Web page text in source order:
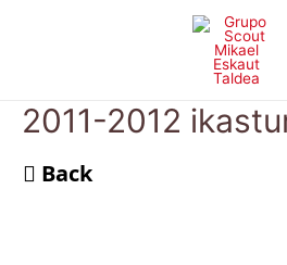
2011-2012
Back